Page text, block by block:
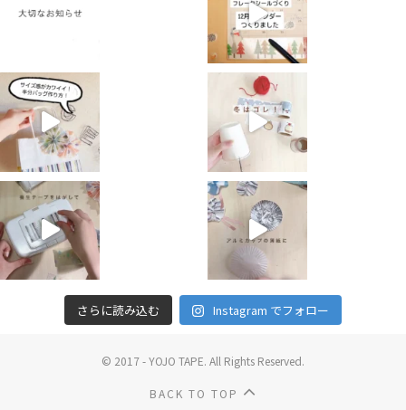
さらに読み込む Instagram でフォロー
© 2017 - YOJO TAPE. All Rights Reserved.
BACK TO TOP